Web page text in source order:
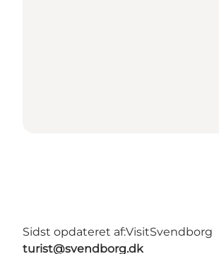
Sidst opdateret af:VisitSvendborg
turist@svendborg.dk